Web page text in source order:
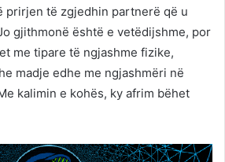
prirjen të zgjedhin partnerë që u
gjithmonë është e vetëdijshme, por
me tipare të ngjashme fizike,
madje edhe me ngjashmëri në
kalimin e kohës, ky afrim bëhet